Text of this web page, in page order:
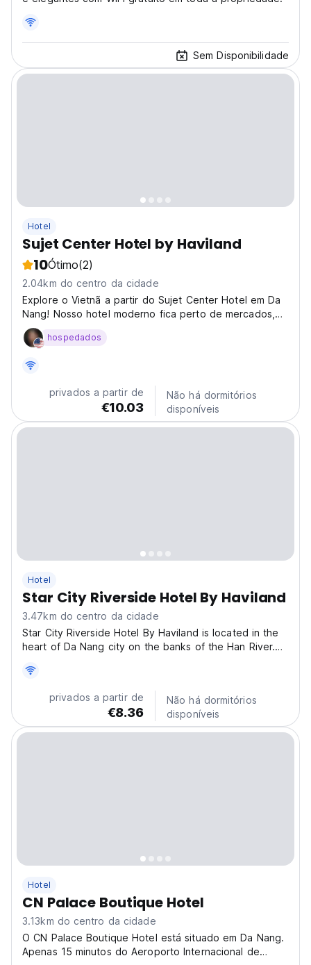
Sem Disponibilidade
Hotel
Sujet Center Hotel by Haviland
10Ótimo(2)
2.04km do centro da cidade
Explore o Vietnã a partir do Sujet Center Hotel em Da
Nang! Nosso hotel moderno fica perto de mercados,
comida e praias. Relaxe em nossos quartos elegantes.
Uma estadia aconchegante em Da Nang. (Auto-
hospedados
privados a partir de
€10.03
Não há dormitórios
disponíveis
Hotel
Star City Riverside Hotel By Haviland
3.47km do centro da cidade
Star City Riverside Hotel By Haviland is located in the
heart of Da Nang city on the banks of the Han River.
luxury. Here we provide you with full accommodation
services such as: - 24/7 reception support...
privados a partir de
€8.36
Não há dormitórios
disponíveis
Hotel
CN Palace Boutique Hotel
3.13km do centro da cidade
O CN Palace Boutique Hotel está situado em Da Nang.
Apenas 15 minutos do Aeroporto Internacional de